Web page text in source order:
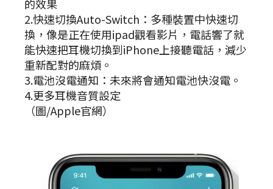
的效果
2.快速切換Auto-Switch：多種裝置中快速切
換，像是正在使用ipad觀看影片，電話響了就
能快速把耳機切換到iPhone上接聽電話，減少
重新配對的麻煩。
3.電池沒電通知：未來將會通知電池快沒電。
4.更多耳機音質設定
（圖/Apple官網）